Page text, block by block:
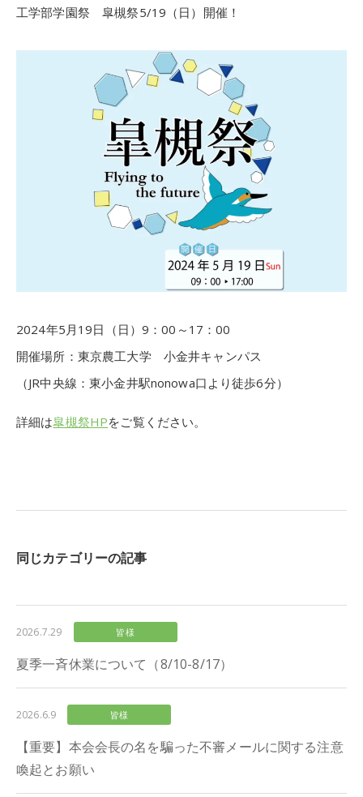
工学部学園祭 皐槻祭5/19（日）開催！
2024年5月19日（日）9：00～17：00
開催場所：東京農工大学 小金井キャンパス
（JR中央線：東小金井駅nonowa口より徒歩6分）
詳細は皐槻祭HPをご覧ください。
同じカテゴリーの記事
2026.7.29 皆様
夏季一斉休業について（8/10-8/17）
2026.6.9 皆様
【重要】本会会長の名を騙った不審メールに関する注意
喚起とお願い